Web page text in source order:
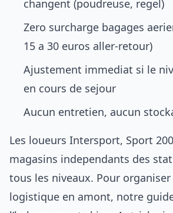
changent (poudreuse, regel)
Zero surcharge bagages
15 a 30 euros aller-retour)
Ajustement immediat si le
en cours de sejour
Aucun entretien, aucun
Les loueurs Intersport, Sport
magasins independants des
tous les niveaux. Pour
logistique en amont, notre